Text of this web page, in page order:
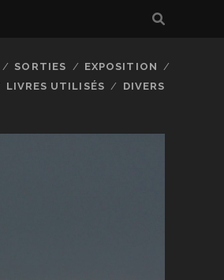
SORTIES
EXPOSITION
LIVRES UTILISÉS DIVERS